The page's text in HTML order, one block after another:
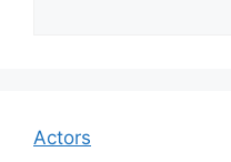
Actors